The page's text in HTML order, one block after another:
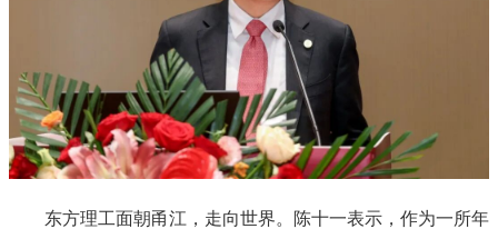
东方理工面朝甬江，走向世界。陈十一表示，作为一所年